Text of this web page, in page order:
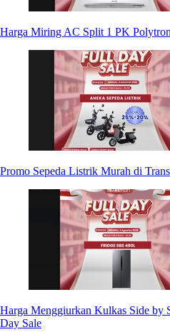
Harga Miring AC Split 1 PK
Promo Sepeda Listrik Murah di
Harga Menggiurkan Kulkas Side by
Day Sale